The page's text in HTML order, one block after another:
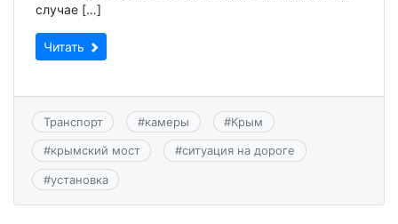
случае […]
Читать
Транспорт #камеры #Крым
#крымский мост #ситуация на дороге
#установка